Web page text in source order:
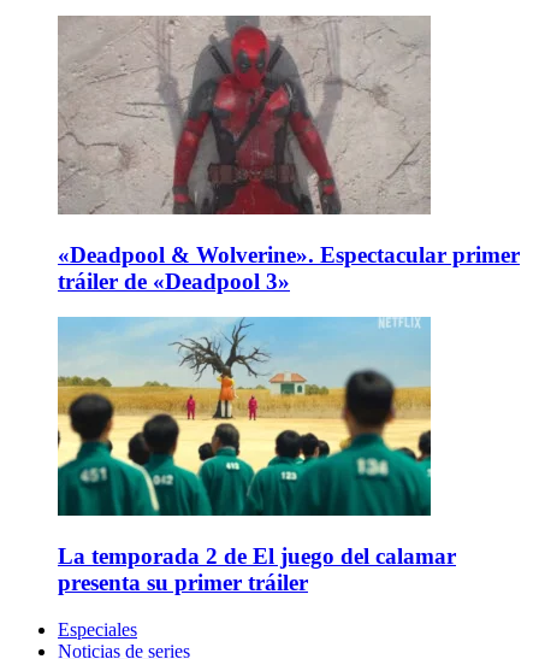
«Deadpool & Wolverine». Espectacular primer
tráiler de «Deadpool 3»
La temporada 2 de El juego del calamar
presenta su primer tráiler
Especiales
Noticias de series